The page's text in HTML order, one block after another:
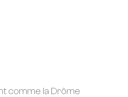
comme la Drôme